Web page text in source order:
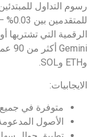
الرقمية التي تشتريها
وETH وSOL.
الايجابيات:
متوفرة في جميع
الأصول